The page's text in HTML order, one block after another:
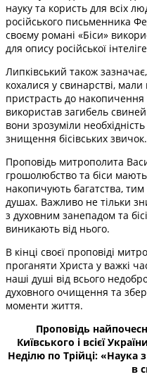
науку та користь для всіх
російського письменника
своєму романі «Біси»
для опису російської
Липківський також
кохалися у свинарстві,
пристрасть до накопичення
використав загибель
вони зрозуміли
знищення бісівських звичок.
Проповідь митрополита
грошолюбство та біси
накопичують багатства, тим
душах. Важливо не тільки
з духовним занепадом та
виникають від нього.
В кінці своєї проповіді
проганяти Христа у важкі
наші душі від всього
духовного очищення та
моменти життя.
Проповідь
Київського і всієї
Неділю по Трійці: «Наука
в